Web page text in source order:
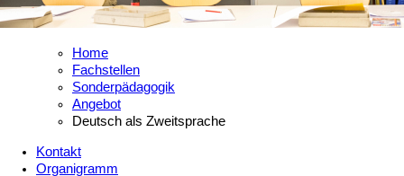
Home
Fachstellen
Sonderpädagogik
Angebot
Deutsch als Zweitsprache
Kontakt
Organigramm